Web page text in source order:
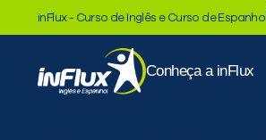
inFlux - Curso de Inglês e Curso de Espanhol
Conheça a inFlux